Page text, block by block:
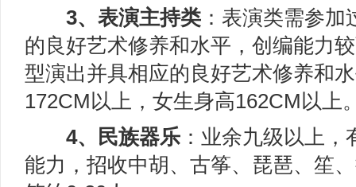
3、表演主持类 ：表演类需参
的良好艺术修养和水平，创编能力
型演出并具相应的良好艺术修养和
172CM以上，女生身高162CM以上
4、民族器乐 ：业余九级以上
能力，招收中胡、古筝、琵琶、笙